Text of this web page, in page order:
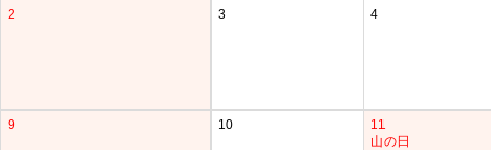
2 3 4
9 10
11
山の日